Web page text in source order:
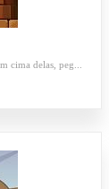
cima delas, peg...